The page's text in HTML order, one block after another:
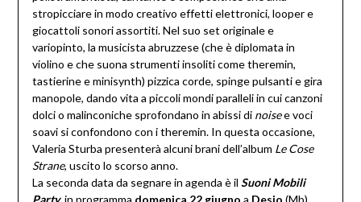
stropicciare in modo creativo effetti elettronici, looper e
giocattoli sonori assortiti. Nel suo set originale e
variopinto, la musicista abruzzese (che è diplomata in
violino e che suona strumenti insoliti come theremin,
tastierine e minisynth) pizzica corde, spinge pulsanti e gira
manopole, dando vita a piccoli mondi paralleli in cui canzoni
dolci o malinconiche sprofondano in abissi di noisee voci
soavi si confondono con i theremin. In questa occasione,
Valeria Sturba presenterà alcuni brani dell’album Le Cose
Strane, uscito lo scorso anno.
La seconda data da segnare in agenda è il Suoni Mobili